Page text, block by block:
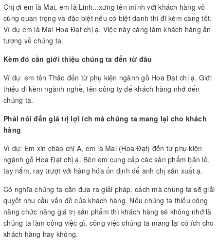
Chị ơi em là Mai, em là Linh...xưng tên mình với khách hàng vô
cùng quan trọng và đặc biệt nếu có biệt danh thì đi kèm càng tốt.
Ví dụ em là Mai Hoa Đạt chị ạ. Việc này càng làm khách hàng ấn
tượng về chúng ta.
Kèm đó cần giới thiệu chúng ta đến từ đâu
Ví dụ: em tên Thảo đến từ phụ kiện ngành gỗ Hoa Đạt chị ạ. Giới
thiệu đi kèm ngành nghề, tên công ty để khách hàng nhớ đến
chúng ta.
Phải nói đến giá trị lợi ích mà chúng ta mang lại cho khách
hàng
Ví dụ: Em xin chào chị A, em là Mai (Hoa Đạt) đến từ phụ kiện
ngành gỗ Hoa Đạt chị ạ. Bên em cung cấp các sản phẩm bản lề,
tay nắm, ray trượt với hàng hóa ổn định để anh chị sản xuất ạ.
Có nghĩa chúng ta cần đưa ra giải pháp, cách mà chúng ta sẽ giải
quyết nhu cầu vấn đề của khách hàng. Nếu chúng ta thiếu công
năng chức năng giá trị sản phẩm thì khách hàng sẽ không nhớ là
chúng ta làm công việc gì, công việc chúng ta mang lại có ích cho
khách hàng hay không.